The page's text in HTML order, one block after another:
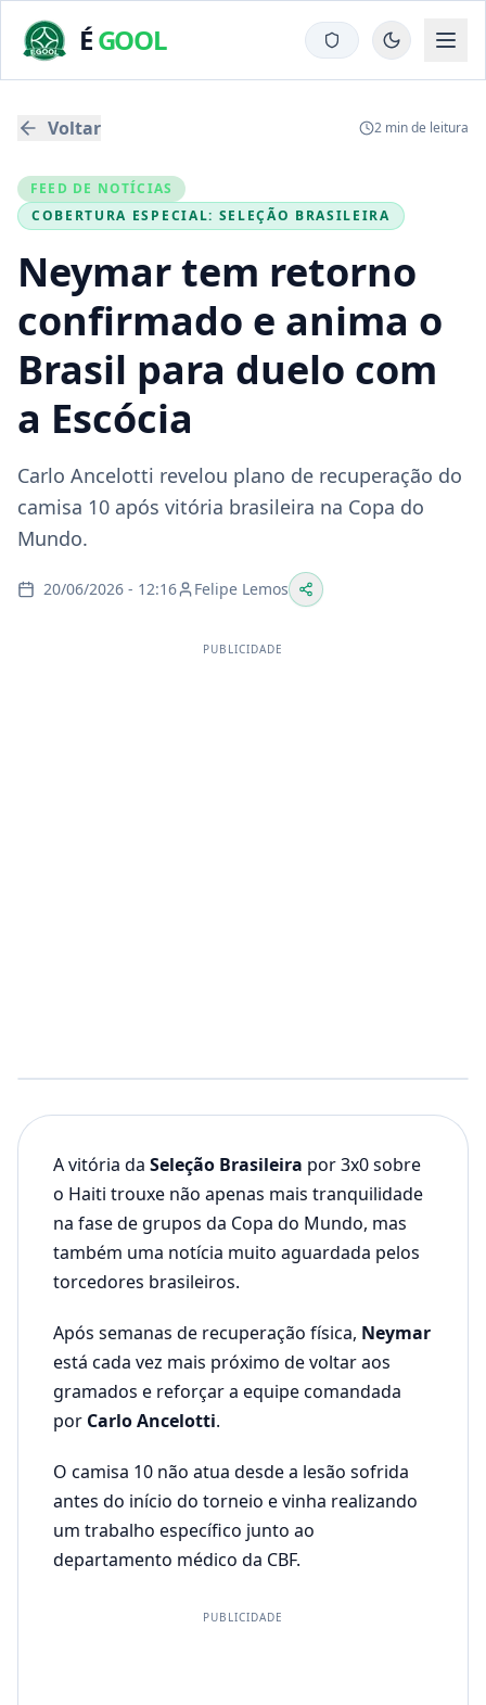
ÉGOOL
Voltar 2 min de leitura
FEED DE NOTÍCIAS
COBERTURA ESPECIAL: SELEÇÃO BRASILEIRA
Neymar tem retorno
confirmado e anima o
Brasil para duelo com
a Escócia
Carlo Ancelotti revelou plano de recuperação do
camisa 10 após vitória brasileira na Copa do
Mundo.
20/06/2026 - 12:16 Felipe Lemos
PUBLICIDADE
A vitória da Seleção Brasileira por 3x0 sobre
o Haiti trouxe não apenas mais tranquilidade
na fase de grupos da Copa do Mundo, mas
também uma notícia muito aguardada pelos
torcedores brasileiros.
Após semanas de recuperação física, Neymar
está cada vez mais próximo de voltar aos
gramados e reforçar a equipe comandada
por Carlo Ancelotti.
O camisa 10 não atua desde a lesão sofrida
antes do início do torneio e vinha realizando
um trabalho específico junto ao
departamento médico da CBF.
PUBLICIDADE